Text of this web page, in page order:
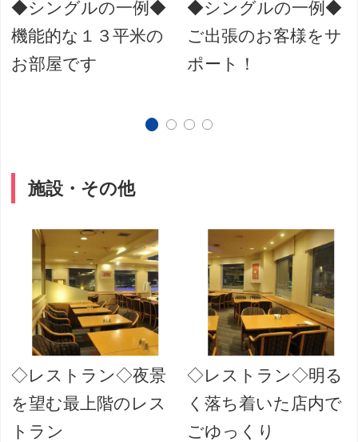
◆シングルの一例◆
機能的な１３平米の
お部屋です
◆シングルの一例◆
ご出張のお客様をサ
ポート！
施設・その他
◇レストラン◇夜景
を望む最上階のレス
トラン
◇レストラン◇明る
く落ち着いた店内で
ごゆっくり